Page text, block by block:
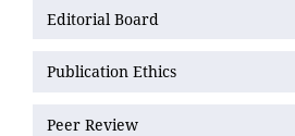
Editorial Board
Publication Ethics
Peer Review